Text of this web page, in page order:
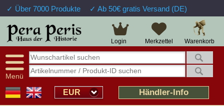
✓ Über 7000 Produkte ✓ Ab 50€ gratis Versand (DE)
Warenkorb
Merkzettel
Login
Menü
EUR Händler-Info
Große Auswahl
Verfügbarkeitsanzeige
Sendungsverfolgung
Intelligente Navigation
Freundlicher Service
14 Tage Widerrufsrecht
Über 25 Jahre Erfahrung
Schnelle Rücküberweisung
Kulant bei Retouren
Prof. Auftragsabwicklung
Übersicht Mittelalter-Produkte